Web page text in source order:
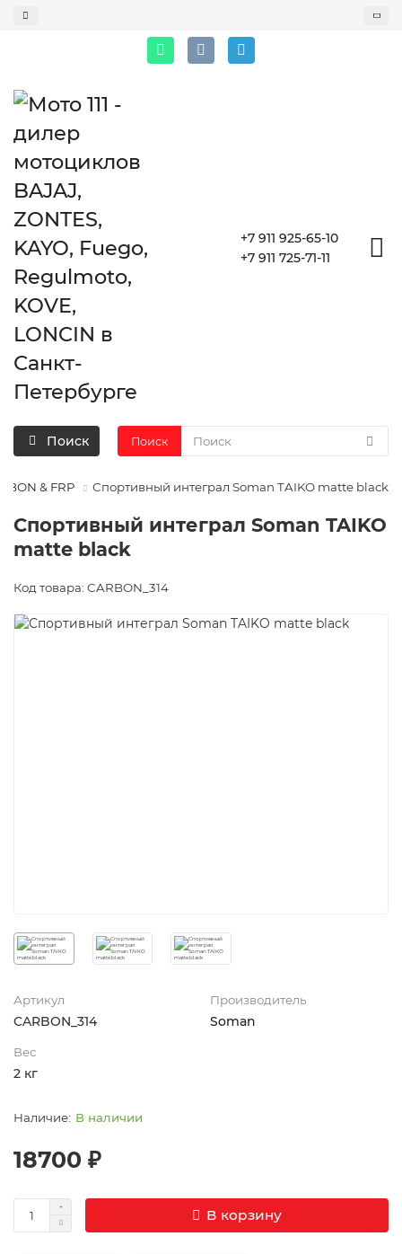
+7 911 925-65-10
+7 911 725-71-11
Поиск Поиск
& FRP Спортивный интеграл Soman TAIKO matte black
Спортивный интеграл Soman TAIKO
matte black
Код товара: CARBON_314
Артикул
CARBON_314
Производитель
Soman
Вес
2 кг
В наличии
18700 ₽
В корзину